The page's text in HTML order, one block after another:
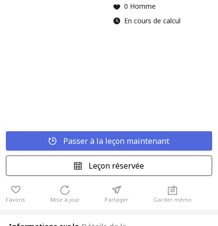
0 Homme
En cours de calcul
Passer à la leçon maintenant
Leçon réservée
Favoris Mise à jour Partager Garder mémo